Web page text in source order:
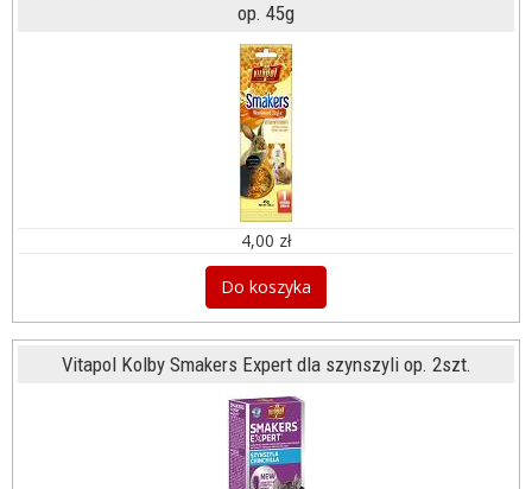
op. 45g
4,00 zł
Do koszyka
Vitapol Kolby Smakers Expert dla szynszyli op. 2szt.